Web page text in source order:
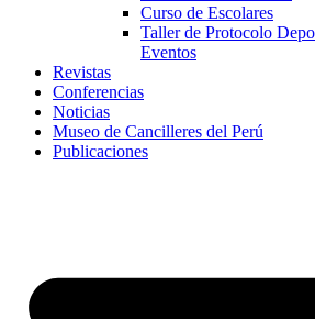
Curso de Escolares
Taller de Protocolo
Eventos
Revistas
Conferencias
Noticias
Museo de Cancilleres del Perú
Publicaciones